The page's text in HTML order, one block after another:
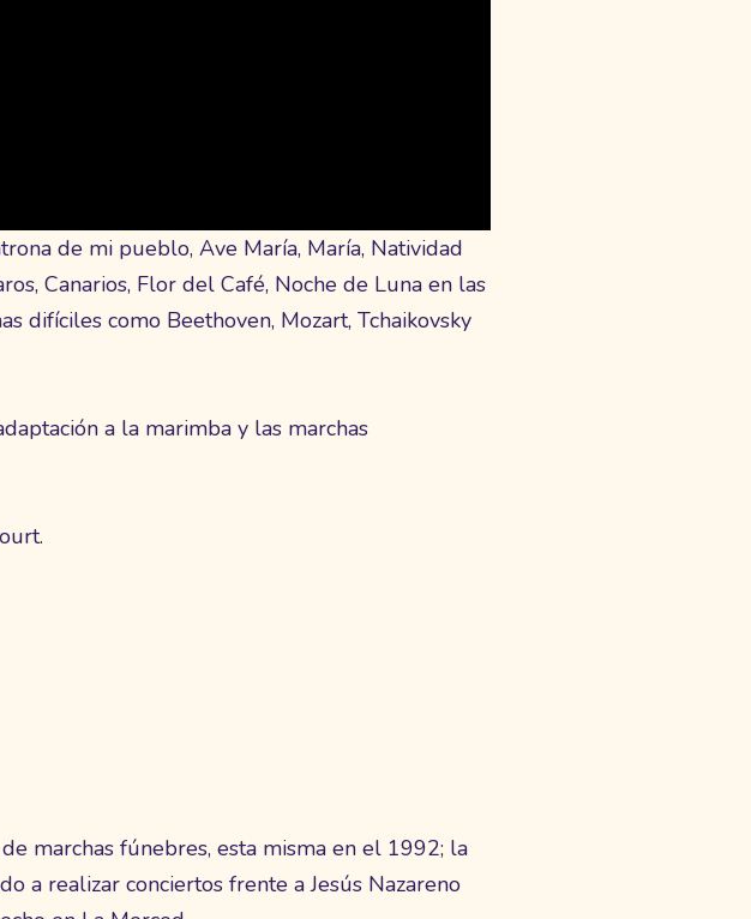
de mi pueblo, Ave María, María, Natividad
Canarios, Flor del Café, Noche de Luna en las
difíciles como Beethoven, Mozart, Tchaikovsky
a la marimba y las marchas
marchas fúnebres, esta misma en el 1992; la
a realizar conciertos frente a Jesús Nazareno